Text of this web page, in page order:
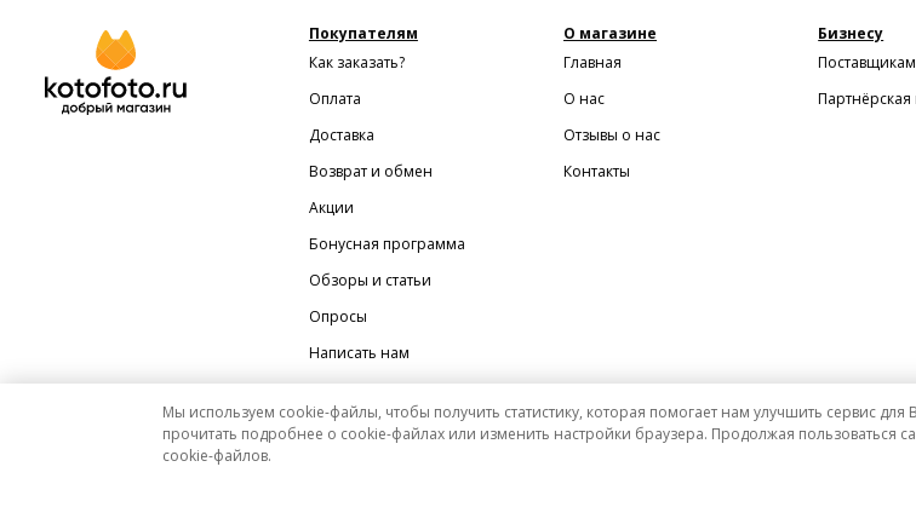
Мы используем cookie-файлы, чтобы получить статистику, которая помогает нам улучшить сервис
прочитать подробнее о cookie-файлах или изменить настройки браузера. Продолжая пользоваться
cookie-файлов.
Покупателям
Как заказать?
Оплата
Доставка
Возврат и обмен
Акции
Бонусная программа
Обзоры и статьи
Опросы
Написать нам
О магазине
Главная
О нас
Отзывы о нас
Контакты
Бизнесу
Поставщикам